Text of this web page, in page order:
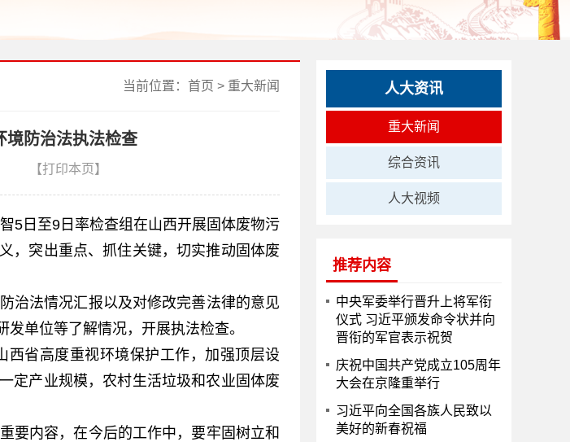
当前位置： 首页 > 重大新闻
境防治法执法检查
【打印本页】
5日至9日率检查组在山西开展固体废物污
，突出重点、抓住关键，切实推动固体废
治法情况汇报以及对修改完善法律的意见
单位等了解情况，开展执法检查。
省高度重视环境保护工作，加强顶层设
定产业规模，农村生活垃圾和农业固体废
要内容，在今后的工作中，要牢固树立和
人大资讯
重大新闻
综合资讯
人大视频
推荐内容
中央军委举行晋升上将军衔
仪式 习近平颁发命令状并向
晋衔的军官表示祝贺
庆祝中国共产党成立105周年
大会在京隆重举行
习近平向全国各族人民致以
美好的新春祝福